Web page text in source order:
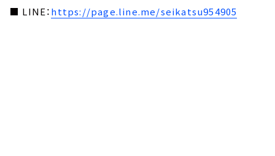
■ LINE：https://page.line.me/seikatsu954905